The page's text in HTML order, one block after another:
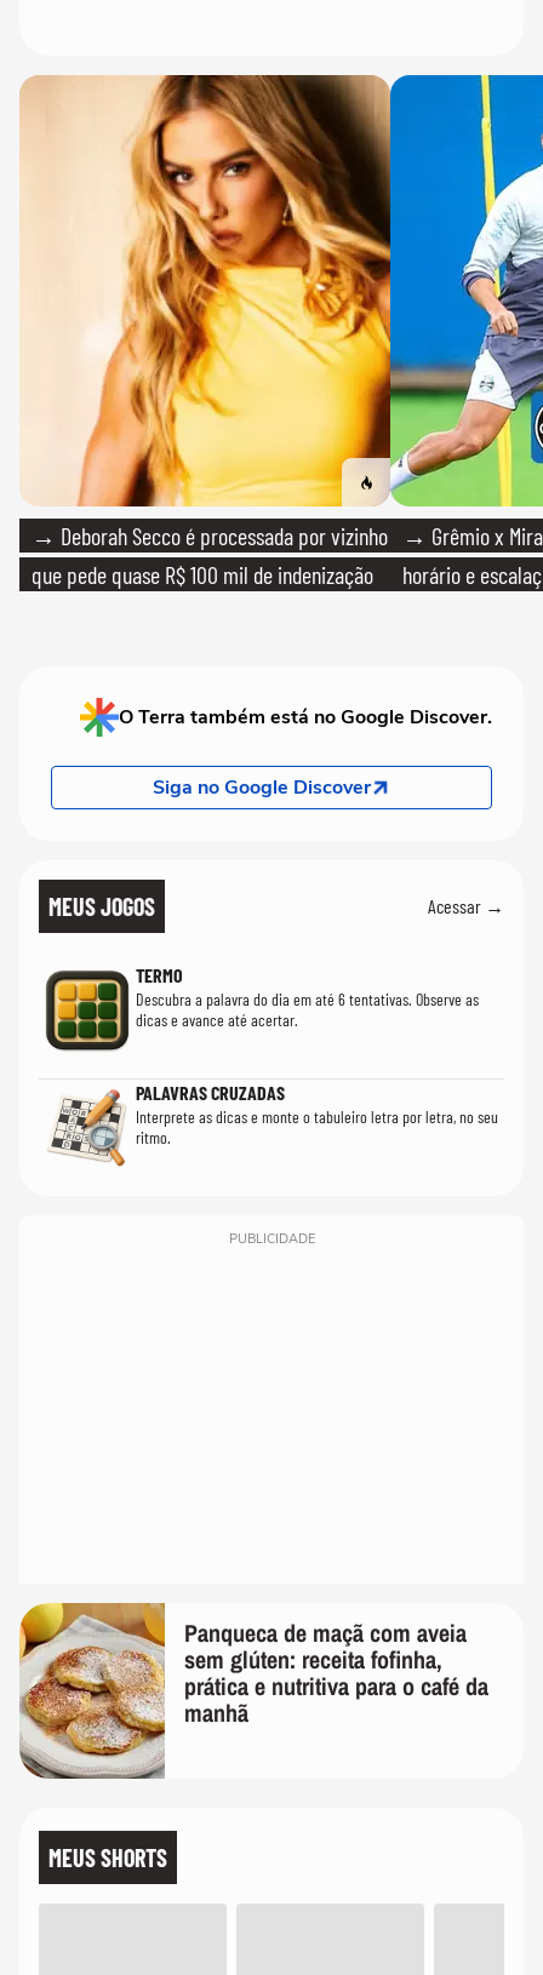
→ Deborah Secco é processada por vizinho
que pede quase R$ 100 mil de indenização
→ Grêmio x
horário e
O Terra também está no Google Discover.
Siga no Google Discover
MEUS JOGOS Acessar →
TERMO
Descubra a palavra do dia em até 6 tentativas. Observe as
dicas e avance até acertar.
PALAVRAS CRUZADAS
Interprete as dicas e monte o tabuleiro letra por letra, no seu
ritmo.
PUBLICIDADE
Panqueca de maçã com aveia
sem glúten: receita fofinha,
prática e nutritiva para o café da
manhã
MEUS SHORTS